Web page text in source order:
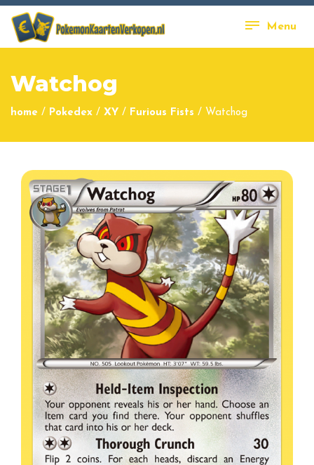
Menu
Watchog
home / Pokedex / XY / Furious Fists / Watchog